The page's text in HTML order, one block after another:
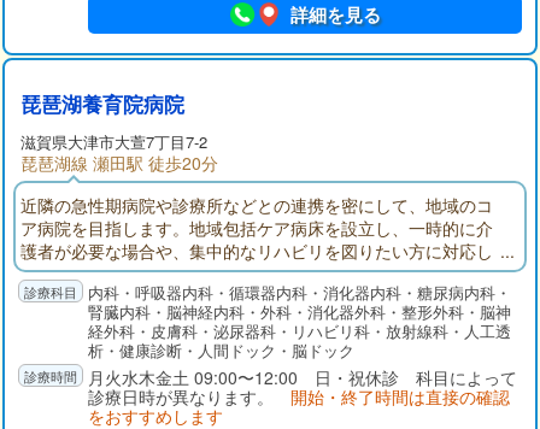
詳細を見る
琵琶湖養育院病院
滋賀県大津市大萱7丁目7-2
琵琶湖線 瀬田駅 徒歩20分
近隣の急性期病院や診療所などとの連携を密にして、地域のコ
ア病院を目指します。地域包括ケア病床を設立し、一時的に介
護者が必要な場合や、集中的なリハビリを図りたい方に対応し
ています。外来診療では、脳卒中･高血圧･心不全･糖尿病･脂質
異常症･胃十二指腸潰瘍･腸疾患を中心とし、他にも皮膚科･整形
外科･泌尿器科も行っています。華頂会グループでは、在宅支援
を目的とした、居宅介護支援相談室、訪問看護ステーション、
訪問リハビリステーションの活動も行っております。
内科・呼吸器内科・循環器内科・消化器内科・糖尿病内科・
腎臓内科・脳神経内科・外科・消化器外科・整形外科・脳神
経外科・皮膚科・泌尿器科・リハビリ科・放射線科・人工透
析・健康診断・人間ドック・脳ドック
月火水木金土 09:00〜12:00 日・祝休診 科目によって
診療日時が異なります。 開始・終了時間は直接の確認
をおすすめします